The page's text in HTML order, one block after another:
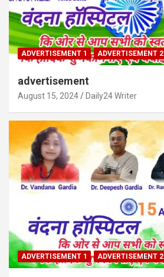
ADVERTISEMENT 1 ADVERTISEMENT 2
advertisement
August 15, 2024 Daily24 Writer
ADVERTISEMENT 1 ADVERTISEMENT 2